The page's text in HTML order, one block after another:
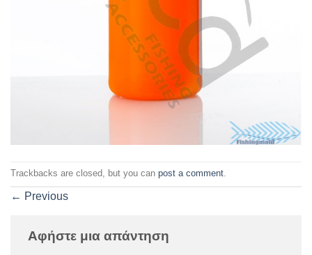
Trackbacks are closed, but you can post a comment
← Previous
Αφήστε μια απάντηση